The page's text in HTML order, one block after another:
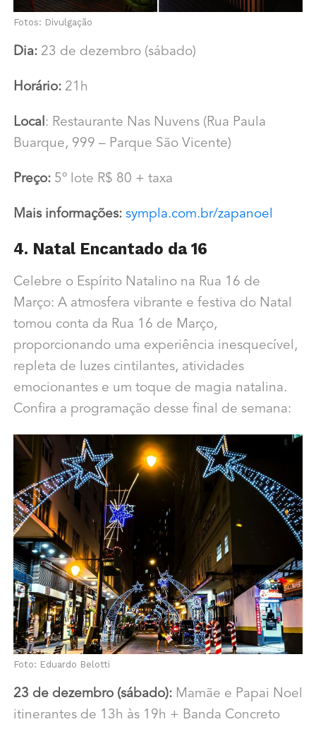
Fotos: Divulgação
Dia: 23 de dezembro (sábado)
Horário: 21h
Local : Restaurante Nas Nuvens (Rua Paula
Buarque, 999 – Parque São Vicente)
Preço:5º lote R$ 80 + taxa
Mais informações: sympla.com.br/zapanoel
4. Natal Encantado da 16
Celebre o Espírito Natalino na Rua 16 de
Março: A atmosfera vibrante e festiva do Natal
tomou conta da Rua 16 de Março,
proporcionando uma experiência inesquecível,
repleta de luzes cintilantes, atividades
emocionantes e um toque de magia natalina.
Confira a programação desse final de semana:
Foto: Eduardo Belotti
23 de dezembro (sábado):Mamãe e Papai Noel
itinerantes de 13h às 19h + Banda Concreto